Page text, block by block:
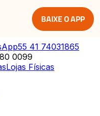
BAIXE O APP
55 41 74031865
0099
Lojas Físicas